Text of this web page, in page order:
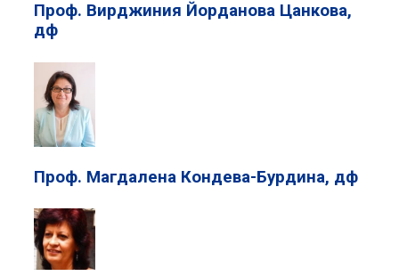
Проф. Вирджиния Йорданова Цанкова,
дф
Проф. Магдалена Кондева-Бурдина, дф